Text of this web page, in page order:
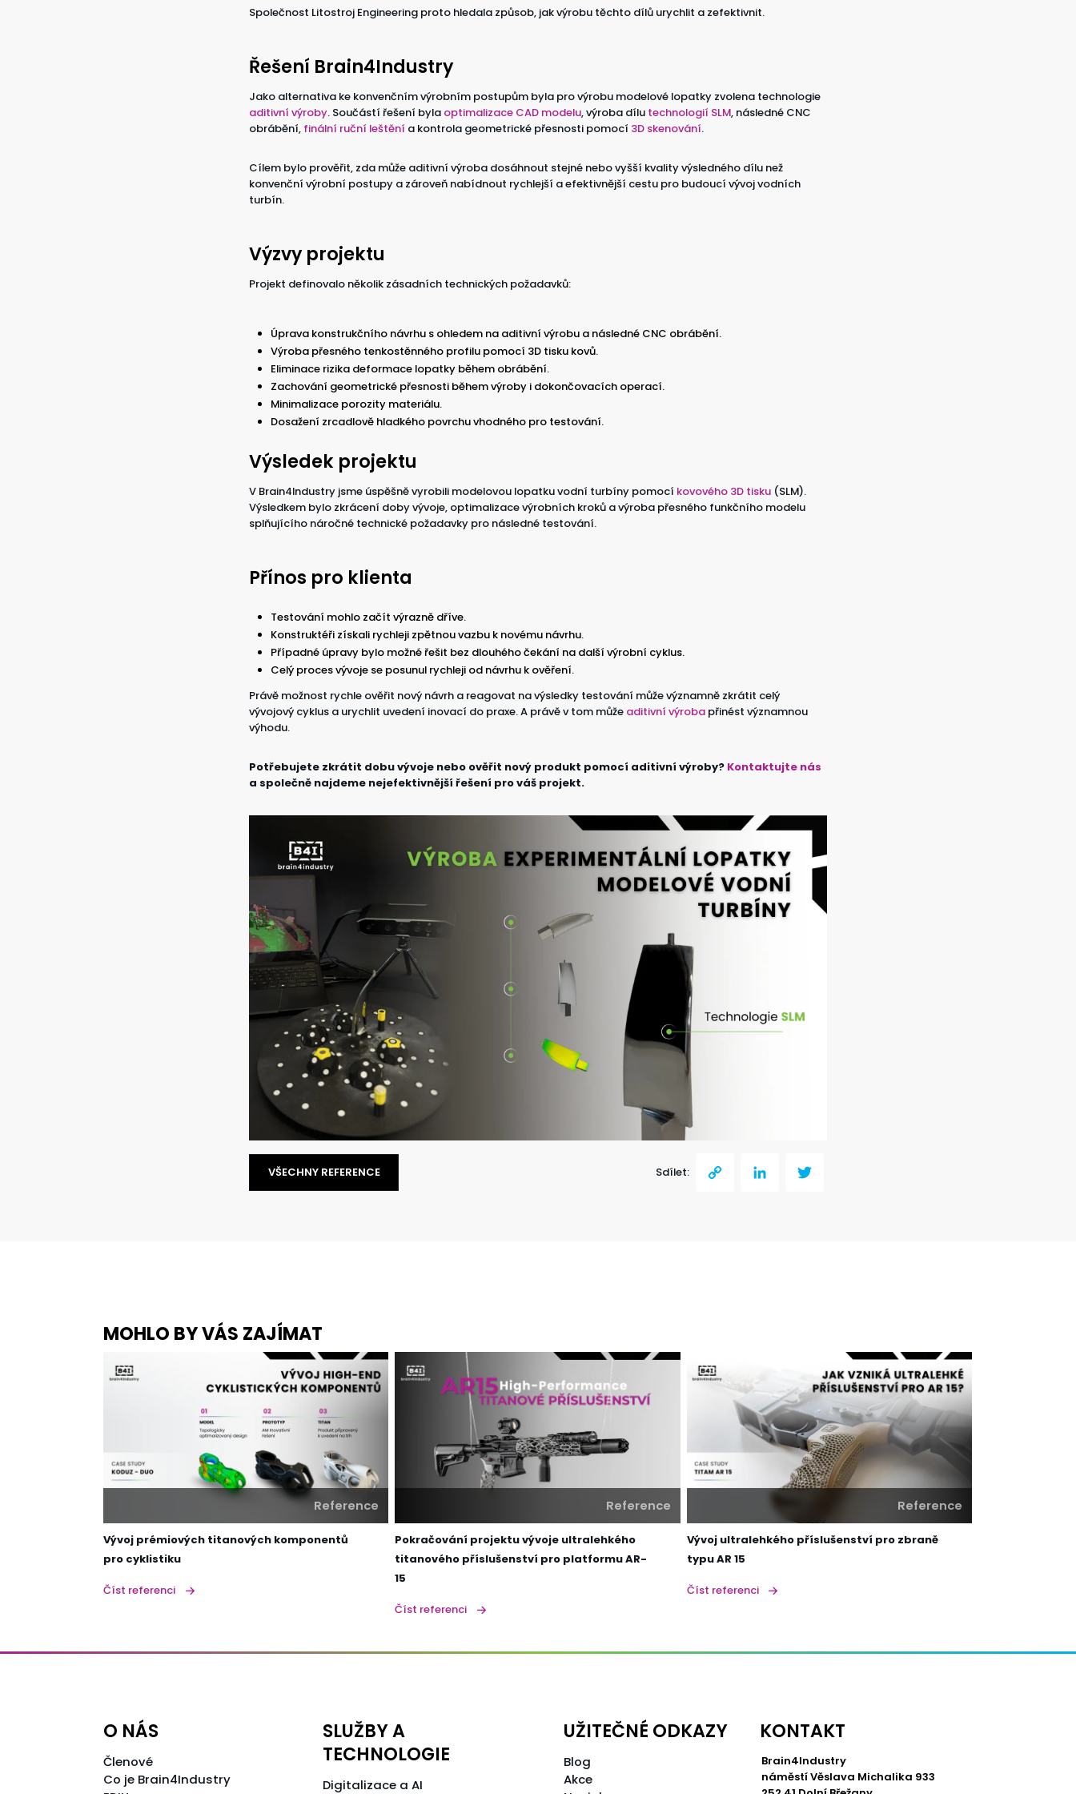
Společnost Litostroj Engineering proto hledala způsob, jak výrobu těchto dílů urychlit a zefektivnit.
Řešení Brain4Industry
Jako alternativa ke konvenčním výrobním postupům byla pro výrobu modelové lopatky zvolena technologie
aditivní výroby. Součástí řešení byla optimalizace CAD modelu, výroba dílu technologií SLM, následné CNC
obrábění, finální ruční leštění a kontrola geometrické přesnosti pomocí 3D skenování.
Cílem bylo prověřit, zda může aditivní výroba dosáhnout stejné nebo vyšší kvality výsledného dílu než
konvenční výrobní postupy a zároveň nabídnout rychlejší a efektivnější cestu pro budoucí vývoj vodních
turbín.
Výzvy projektu
Projekt definovalo několik zásadních technických požadavků:
Úprava konstrukčního návrhu s ohledem na aditivní výrobu a následné CNC obrábění.
Výroba přesného tenkostěnného profilu pomocí 3D tisku kovů.
Eliminace rizika deformace lopatky během obrábění.
Zachování geometrické přesnosti během výroby i dokončovacích operací.
Minimalizace porozity materiálu.
Dosažení zrcadlově hladkého povrchu vhodného pro testování.
Výsledek projektu
V Brain4Industry jsme úspěšně vyrobili modelovou lopatku vodní turbíny pomocí kovového 3D tisku (SLM).
Výsledkem bylo zkrácení doby vývoje, optimalizace výrobních kroků a výroba přesného funkčního modelu
splňujícího náročné technické požadavky pro následné testování.
Přínos pro klienta
Testování mohlo začít výrazně dříve.
Konstruktéři získali rychleji zpětnou vazbu k novému návrhu.
Případné úpravy bylo možné řešit bez dlouhého čekání na další výrobní cyklus.
Celý proces vývoje se posunul rychleji od návrhu k ověření.
Právě možnost rychle ověřit nový návrh a reagovat na výsledky testování může významně zkrátit celý
vývojový cyklus a urychlit uvedení inovací do praxe. A právě v tom může aditivní výroba přinést významnou
výhodu.
Potřebujete zkrátit dobu vývoje nebo ověřit nový produkt pomocí aditivní výroby? Kontaktujte nás
a společně najdeme nejefektivnější řešení pro váš projekt.
VŠECHNY REFERENCE
Sdílet:
MOHLO BY VÁS ZAJÍMAT
Reference
Vývoj prémiových titanových komponentů
pro cyklistiku
Číst referenci
Reference
Pokračování projektu vývoje ultralehkého
titanového příslušenství pro platformu AR-
15
Číst referenci
Reference
Vývoj ultralehkého příslušenství pro zbraně
typu AR 15
Číst referenci
O NÁS
Členové
Co je Brain4Industry
SLUŽBY A
TECHNOLOGIE
Digitalizace a AI
UŽITEČNÉ ODKAZY
Blog
Akce
KONTAKT
Brain4Industry
náměstí Věslava Michalika 933